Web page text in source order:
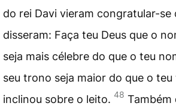
do rei Davi vieram congratular-se
disseram: Faça teu Deus que o
seja mais célebre do que o teu
seu trono seja maior do que o
inclinou sobre o leito. 48 Também